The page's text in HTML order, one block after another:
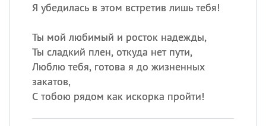
Я убедилась в этом встретив лишь тебя!
Ты мой любимый и росток надежды,
Ты сладкий плен, откуда нет пути,
Люблю тебя, готова я до жизненных
закатов,
С тобою рядом как искорка пройти!